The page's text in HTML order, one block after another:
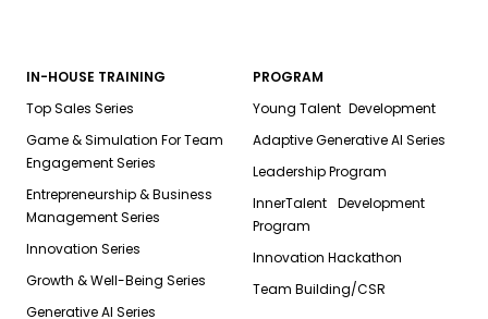
IN-HOUSE TRAINING
Top Sales Series
Game & Simulation For Team
Engagement Series
Entrepreneurship & Business
Management Series
Innovation Series
Growth & Well-Being Series
Generative AI Series
PROGRAM
Young Talent Development
Adaptive Generative AI Series
Leadership Program
InnerTalent Development
Program
Innovation Hackathon
Team Building/CSR